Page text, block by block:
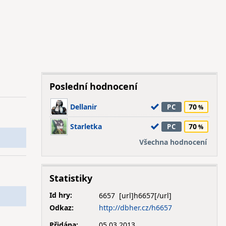
Poslední hodnocení
Dellanir PC 70
Starletka PC
70
Všechna hodnocení
Statistiky
Id hry:
6657
Odkaz:
http://dbher.cz/h6657